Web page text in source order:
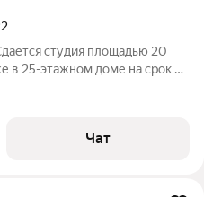
студия площадью 20
в 25-этажном доме на срок от
Чат